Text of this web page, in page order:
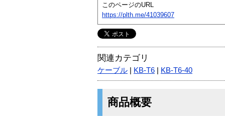
このページのURL
https://plth.me/41039607
関連カテゴリ
ケーブル KB-T6 KB-T6-40
商品概要